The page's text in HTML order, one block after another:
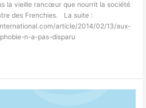
la vieille rancœur que nourrit la société
des Frenchies. La suite :
article/2014/02/13/aux-
n-a-pas-disparu